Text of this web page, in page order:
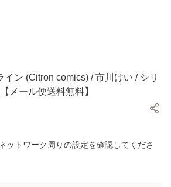
イン (Citron comics) / 市川けい / シリ
メール便送料無料】
ットワーク周りの設定を確認してくださ